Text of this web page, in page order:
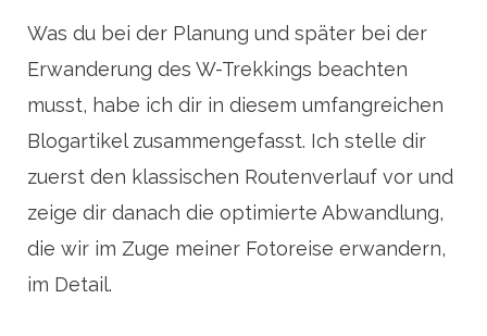
Was du bei der Planung und später bei der
Erwanderung des W-Trekkings beachten
musst, habe ich dir in diesem umfangreichen
Blogartikel zusammengefasst. Ich stelle dir
zuerst den klassischen Routenverlauf vor und
zeige dir danach die optimierte Abwandlung,
die wir im Zuge meiner Fotoreise erwandern,
im Detail.